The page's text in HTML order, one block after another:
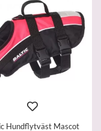
Hundflytväst Mascot